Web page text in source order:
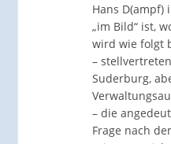
Hans D(ampf)
„im Bild“ ist,
wird wie folgt
–
Suderburg,
– die
Frage nach